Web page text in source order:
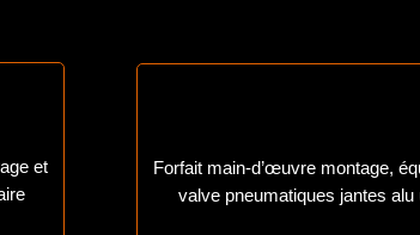
et
Forfait main-d’œuvre montage,
valve pneumatiques jantes alu